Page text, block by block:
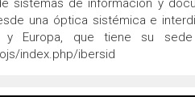
sistemas de información y
una óptica sistémica e
y Europa, que tiene su
index.php/ibersid